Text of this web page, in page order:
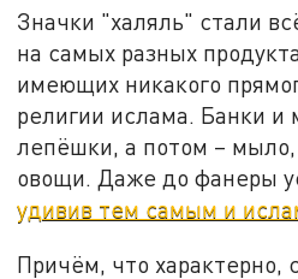
Значки "халяль" стали
на самых разных
имеющих никакого
религии ислама. Банки и
лепёшки, а потом –
овощи. Даже до фанеры
удивив тем самым и
Причём, что характерно,